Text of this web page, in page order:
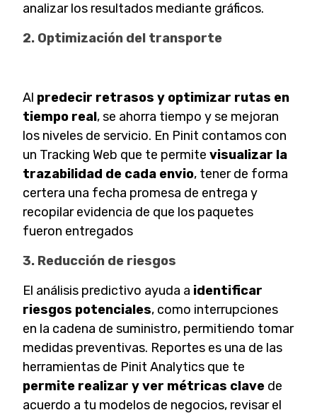
analizar los resultados mediante gráficos.
2. Optimización del transporte
Al predecir retrasos y optimizar rutas en
tiempo real, se ahorra tiempo y se mejoran
los niveles de servicio. En Pinit contamos con
un Tracking Web que te permite visualizar la
trazabilidad de cada envio, tener de forma
certera una fecha promesa de entrega y
recopilar evidencia de que los paquetes
fueron entregados
3. Reducción de riesgos
El análisis predictivo ayuda a identificar
riesgos potenciales, como interrupciones
en la cadena de suministro, permitiendo tomar
medidas preventivas. Reportes es una de las
herramientas de Pinit Analytics que te
permite realizar y ver métricas clave de
acuerdo a tu modelos de negocios, revisar el